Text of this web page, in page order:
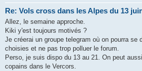
Re: Vols cross dans les Alpes du 13
Allez, le semaine approche.
Kiki y'est toujours motivés ?
Je créerai un groupe telegram où on pourra se
choisies et ne pas trop polluer le forum.
Perso, je suis dispo du 13 au 21. On peut
copains dans le Vercors.